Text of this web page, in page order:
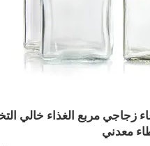
زجاجي مربع الغذاء خالي
معدني